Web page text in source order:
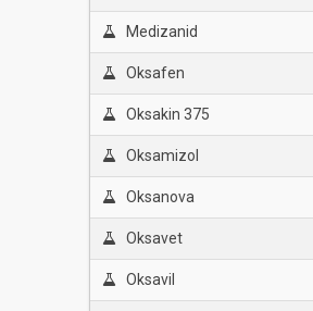
Medizanid
Oksafen
Oksakin 375
Oksamizol
Oksanova
Oksavet
Oksavil